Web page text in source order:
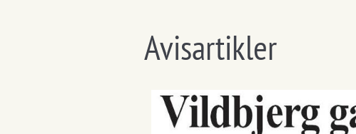
Avisartikler